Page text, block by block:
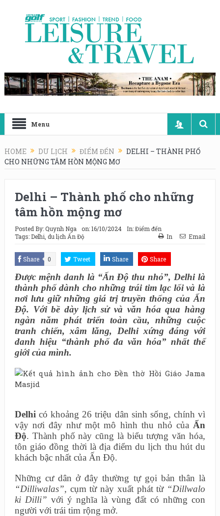
Menu
HOME DU LỊCH ĐIỂM ĐẾN
DELHI – THÀNH PHỐ
CHO NHỮNG TÂM HỒN MỘNG MƠ
Delhi – Thành phố cho những
tâm hồn mộng mơ
Posted By:Quynh Nga on:16/10/2024 In:Điểm đến
Tags: Delhi du lịch Ấn Độ In Email
Share 0 Tweet Share Share
Được mệnh danh là “Ấn Độ thu nhỏ”, Delhi là
thành phố dành cho những trái tim lạc lối và là
nơi lưu giữ những giá trị truyền thống của Ấn
Độ. Với bề dày lịch sử và văn hóa qua hàng
ngàn năm phát triển toàn cầu, những cuộc
tranh chiến, xâm lăng, Delhi xứng đáng với
danh hiệu “thành phố đa văn hóa” nhất thế
giới của mình.
Delhi có khoảng 26 triệu dân sinh sống, chính vì
vậy nơi đây như một mô hình thu nhỏ của Ấn
Độ. Thành phố này cũng là biểu tượng văn hóa,
tôn giáo đồng thời là địa điểm du lịch thu hút du
khách bậc nhất của Ấn Độ.
Những cư dân ở đây thường tự gọi bản thân là
“Dilliwalas”, cụm từ này xuất phát từ “Dillwalo
ki Dilli” với ý nghĩa là vùng đất có những con
người với trái tim rộng mở.